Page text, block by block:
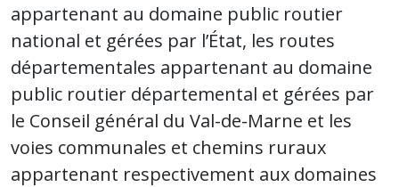
appartenant au domaine public routier
national et gérées par l’État, les routes
départementales appartenant au domaine
public routier départemental et gérées par
le Conseil général du Val-de-Marne et les
voies communales et chemins ruraux
appartenant respectivement aux domaines